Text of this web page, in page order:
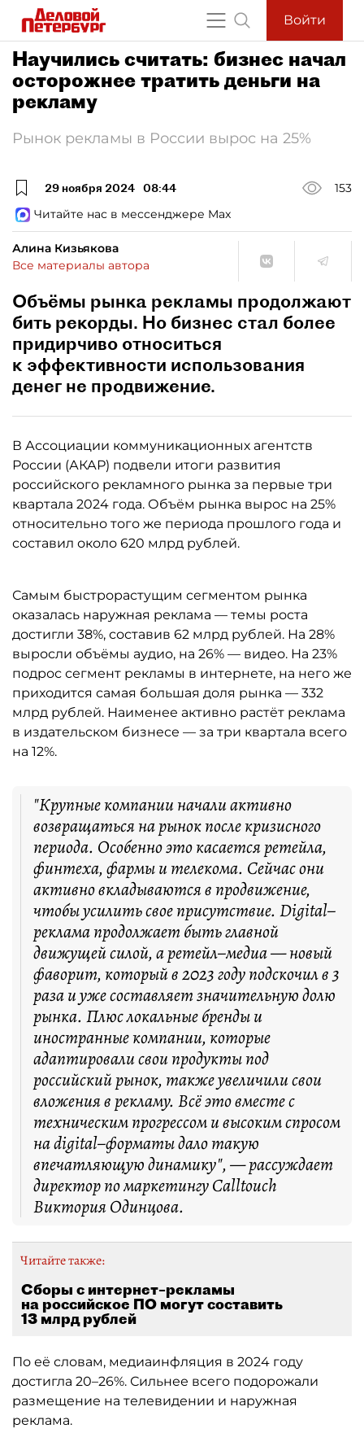
Войти
Научились считать: бизнес начал
осторожнее тратить деньги на
рекламу
Рынок рекламы в России вырос на 25%
29 ноября 2024 08:44
153
Читайте нас в мессенджере Max
Алина Кизьякова
Все материалы автора
Объёмы рынка рекламы продолжают
бить рекорды. Но бизнес стал более
придирчиво относиться
к эффективности использования
денег не продвижение.
В Ассоциации коммуникационных агентств
России (АКАР) подвели итоги развития
российского рекламного рынка за первые три
квартала 2024 года. Объём рынка вырос на 25%
относительно того же периода прошлого года и
составил около 620 млрд рублей.
Самым быстрорастущим сегментом рынка
оказалась наружная реклама — темы роста
достигли 38%, составив 62 млрд рублей. На 28%
выросли объёмы аудио, на 26% — видео. На 23%
подрос сегмент рекламы в интернете, на него же
приходится самая большая доля рынка — 332
млрд рублей. Наименее активно растёт реклама
в издательском бизнесе — за три квартала всего
на 12%.
"Крупные компании начали активно
возвращаться на рынок после кризисного
периода. Особенно это касается ретейла,
финтеха, фармы и телекома. Сейчас они
активно вкладываются в продвижение,
чтобы усилить свое присутствие. Digital–
реклама продолжает быть главной
движущей силой, а ретейл–медиа — новый
фаворит, который в 2023 году подскочил в 3
раза и уже составляет значительную долю
рынка. Плюс локальные бренды и
иностранные компании, которые
адаптировали свои продукты под
российский рынок, также увеличили свои
вложения в рекламу. Всё это вместе с
техническим прогрессом и высоким спросом
на digital–форматы дало такую
впечатляющую динамику", — рассуждает
директор по маркетингу Calltouch
Виктория Одинцова.
Читайте также:
Сборы с интернет–рекламы
на российское ПО могут составить
13 млрд рублей
По её словам, медиаинфляция в 2024 году
достигла 20–26%. Сильнее всего подорожали
размещение на телевидении и наружная
реклама.